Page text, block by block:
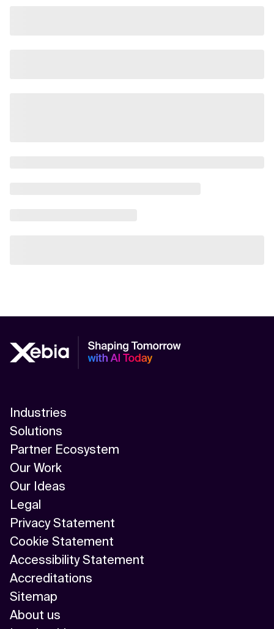
Industries
Solutions
Partner Ecosystem
Our Work
Our Ideas
Legal
Privacy Statement
Cookie Statement
Accessibility Statement
Accreditations
Sitemap
About us